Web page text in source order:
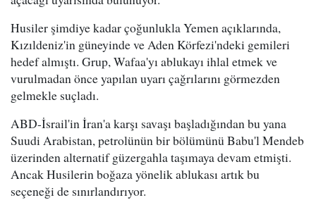
Husiler şimdiye kadar çoğunlukla Yemen açıklarında,
Kızıldeniz'in güneyinde ve Aden Körfezi'ndeki gemileri
hedef almıştı. Grup, Wafaa'yı ablukayı ihlal etmek ve
vurulmadan önce yapılan uyarı çağrılarını görmezden
gelmekle suçladı.
ABD-İsrail'in İran'a karşı savaşı başladığından bu yana
Suudi Arabistan, petrolünün bir bölümünü Babu'l Mendeb
üzerinden alternatif güzergahla taşımaya devam etmişti.
Ancak Husilerin boğaza yönelik ablukası artık bu
seçeneği de sınırlandırıyor.